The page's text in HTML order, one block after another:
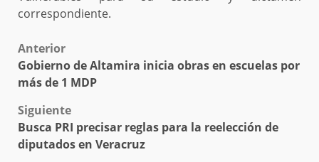
correspondiente.
Post
navigation
Anterior
Gobierno de Altamira inicia obras en escuelas por
más de 1 MDP
Siguiente
Busca PRI precisar reglas para la reelección de
diputados en Veracruz